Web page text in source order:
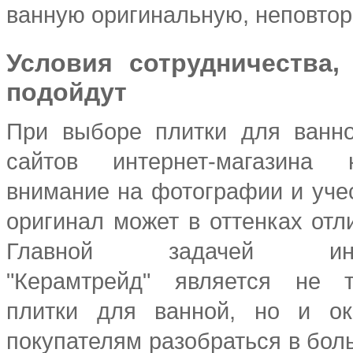
ванную оригинальную,
Условия
подойдут
При выборе плитки для
сайтов интернет-магазина
внимание на фотографии и
оригинал может в оттенках
Главной задачей
"Керамтрейд" является не
плитки для ванной, но и
покупателям разобраться в